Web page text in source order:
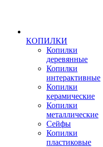
КОПИЛКИ
Копилки
деревянные
Копилки
интерактивные
Копилки
керамические
Копилки
металлические
Сейфы
Копилки
пластиковые